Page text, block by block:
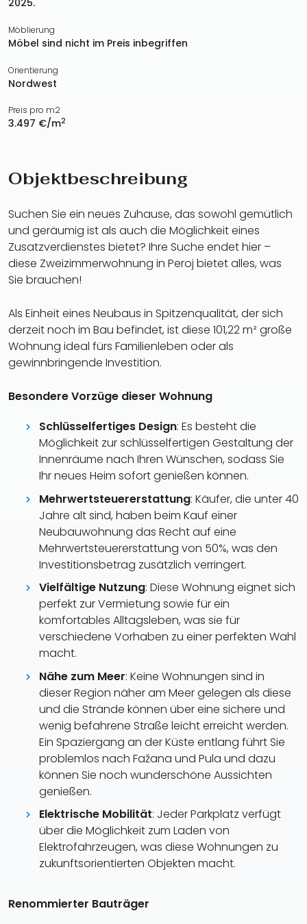
Möblierung
Möbel sind nicht im Preis inbegriffen
Orientierung
Nordwest
Preis pro m2
3.497 €/m2
Objektbeschreibung
Suchen Sie ein neues Zuhause, das sowohl gemütlich
und geräumig ist als auch die Möglichkeit eines
Zusatzverdienstes bietet? Ihre Suche endet hier –
diese Zweizimmerwohnung in Peroj bietet alles, was
Sie brauchen!
Als Einheit eines Neubaus in Spitzenqualität, der sich
derzeit noch im Bau befindet, ist diese 101,22 m² große
Wohnung ideal fürs Familienleben oder als
gewinnbringende Investition.
Besondere Vorzüge dieser Wohnung
Schlüsselfertiges Design: Es besteht die
Möglichkeit zur schlüsselfertigen Gestaltung der
Innenräume nach Ihren Wünschen, sodass Sie
Ihr neues Heim sofort genießen können.
Mehrwertsteuererstattung: Käufer, die unter 40
Jahre alt sind, haben beim Kauf einer
Neubauwohnung das Recht auf eine
Mehrwertsteuererstattung von 50%, was den
Investitionsbetrag zusätzlich verringert.
Vielfältige Nutzung: Diese Wohnung eignet sich
perfekt zur Vermietung sowie für ein
komfortables Alltagsleben, was sie für
verschiedene Vorhaben zu einer perfekten Wahl
macht.
Nähe zum Meer: Keine Wohnungen sind in
dieser Region näher am Meer gelegen als diese
und die Strände können über eine sichere und
wenig befahrene Straße leicht erreicht werden.
Ein Spaziergang an der Küste entlang führt Sie
problemlos nach Fažana und Pula und dazu
können Sie noch wunderschöne Aussichten
genießen.
Elektrische Mobilität: Jeder Parkplatz verfügt
über die Möglichkeit zum Laden von
Elektrofahrzeugen, was diese Wohnungen zu
zukunftsorientierten Objekten macht.
Renommierter Bauträger